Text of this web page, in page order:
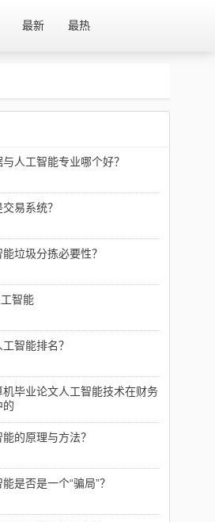
最新 最热
人工智能专业哪个好？
易系统？
能垃圾分拣必要性？
智能
智能排名？
机毕业论文人工智能技术在财务
的
能的原理与方法？
是否是一个“骗局”？